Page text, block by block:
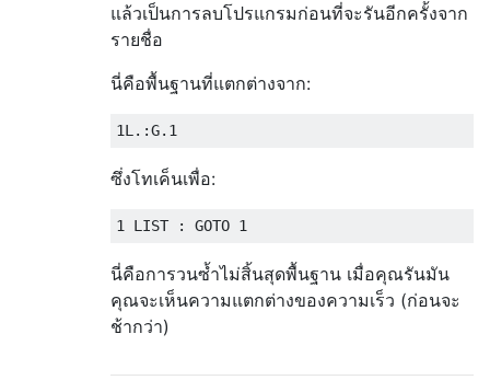
แล้วเป็นการลบโปรแกรมก่อนที่จะรันอีกครั้งจาก
รายชื่อ
นี่คือพื้นฐานที่แตกต่างจาก:
ซึ่งโทเค็นเพื่อ:
นี่คือการวนซ้ำไม่สิ้นสุดพื้นฐาน เมื่อคุณรันมัน
คุณจะเห็นความแตกต่างของความเร็ว (ก่อนจะ
ช้ากว่า)